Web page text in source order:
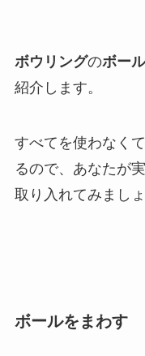
ボウリングのボール
紹介します。
すべてを使わなく
るので、あなたが
取り入れてみましょ
ボールをまわす